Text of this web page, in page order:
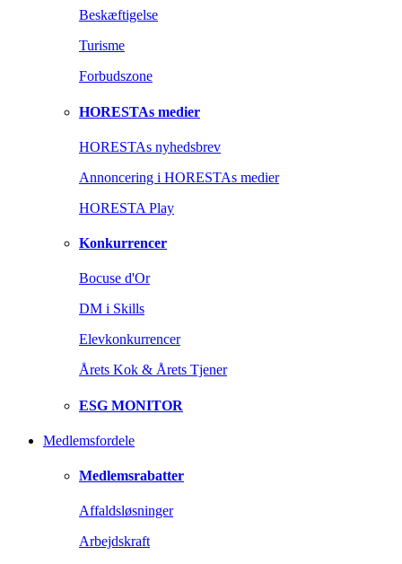
Beskæftigelse
Turisme
Forbudszone
HORESTAs medier
HORESTAs nyhedsbrev
Annoncering i HORESTAs medier
HORESTA Play
Konkurrencer
Bocuse d'Or
DM i Skills
Elevkonkurrencer
Årets Kok & Årets Tjener
ESG MONITOR
Medlemsfordele
Medlemsrabatter
Affaldsløsninger
Arbejdskraft